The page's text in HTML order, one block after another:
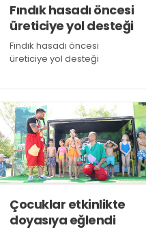
çıkmadı” dedi
Fındık hasadı öncesi
üreticiye yol desteği
Fındık hasadı öncesi
üreticiye yol desteği
Çocuklar etkinlikte
doyasıya eğlendi